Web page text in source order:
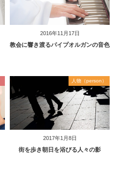
2016年11月17日
教会に響き渡るパイプオルガンの音色
2017年1月8日
人物（person）
街を歩き朝日を浴びる人々の影